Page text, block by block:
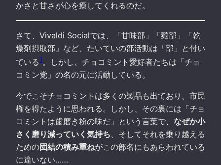
かさと甘さが心を癒してくれるのだ。
さて、Vivaldi Socialでは、「甘味部」「麺部」「乾
燥剤摂取部」など、たいていの部活動は「部」と付い
ている1。しかし、チョコミント愛好者たちは「チョ
コミン党」の名の元に活動している。
今でこそチョコミントは多くの製品も出ており、市民
権を得たように思われる。しかし、その裏には「チョ
コミントは歯磨き粉の味だ」という言葉で、 なぜか小
さく磨り減っていく気持ち 、そしてそれを乗り越える
ための団結の積み重ねがこの部名にもあらわれている
に違いない……